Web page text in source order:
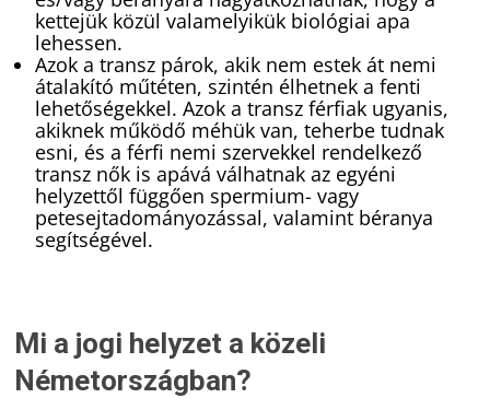
kettejük közül valamelyikük biológiai apa
lehessen.
Azok a transz párok, akik nem estek át nemi
átalakító műtéten, szintén élhetnek a fenti
lehetőségekkel. Azok a transz férfiak ugyanis,
akiknek működő méhük van, teherbe tudnak
esni, és a férfi nemi szervekkel rendelkező
transz nők is apává válhatnak az egyéni
helyzettől függően spermium- vagy
petesejtadományozással, valamint béranya
segítségével.
Mi a jogi helyzet a közeli
Németországban?